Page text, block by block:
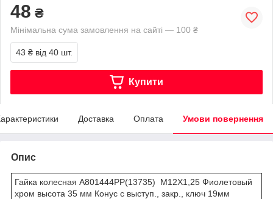
48 ₴
Мінімальна сума замовлення на сайті — 100 ₴
43 ₴ від 40 шт.
Купити
Доставка Оплата Умови повернення
Опис
Гайка колесная A801444PP(13735) M12X1,25 Фиолетовый
хром высота 35 мм Конус с выступ., закр., ключ 19мм